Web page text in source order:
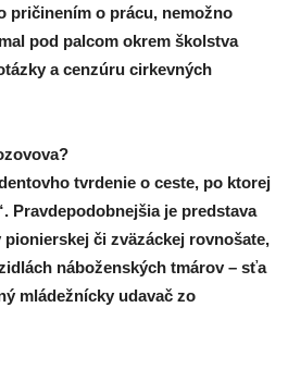
pričinením o prácu, nemožno
pod palcom okrem školstva
a cenzúru cirkevných
tvrdenie o ceste, po ktorej
Pravdepodobnejšia je predstava
či zväzáckej rovnošate,
náboženských tmárov – sťa
mládežnícky udavač zo